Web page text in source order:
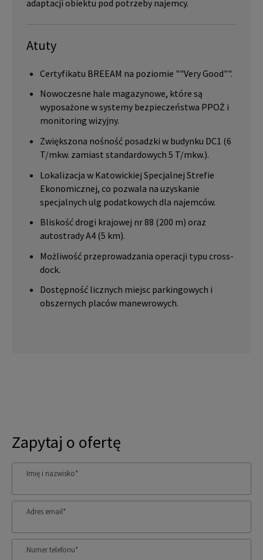
adaptacji obiektu pod potrzeby najemcy.
Atuty
Certyfikatu BREEAM na poziomie ""Very Good"".
Nowoczesne hale magazynowe, które są
wyposażone w systemy bezpieczeństwa PPOŻ i
monitoring wizyjny.
Zwiększona nośność posadzki w budynku DC1 (6
T/mkw. zamiast standardowych 5 T/mkw.).
Lokalizacja w Katowickiej Specjalnej Strefie
Ekonomicznej, co pozwala na uzyskanie
specjalnych ulg podatkowych dla najemców.
Bliskość drogi krajowej nr 88 (200 m) oraz
autostrady A4 (5 km).
Możliwość przeprowadzania operacji typu cross-
dock.
Dostępność licznych miejsc parkingowych i
obszernych placów manewrowych.
Zapytaj o ofertę
Imię i nazwisko*
Adres email*
Numer telefonu*